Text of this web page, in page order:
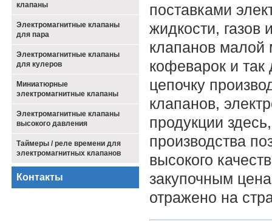
клапаны
Электромагнитные клапаны
для пара
Электромагнитные клапаны
для кулеров
Миниатюрные
электромагнитные клапаны
Электромагнитные клапаны
высокого давления
Таймеры / реле времени для
электромагнитных клапанов
Контакты
поставками
жидкости, газов
клапанов малой
кофеварок и
цепочку
клапанов,
продукции
производства
высокого
закупочным
отражено на